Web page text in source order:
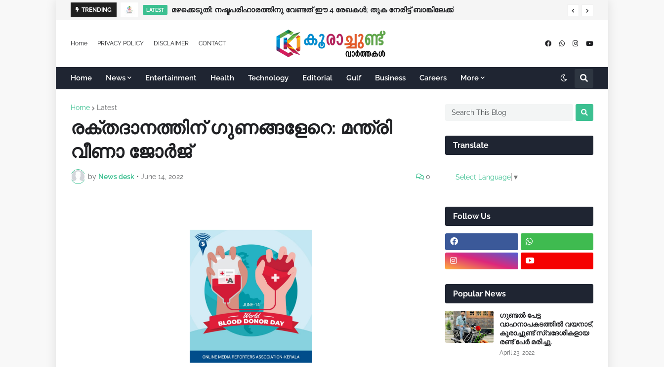
TRENDING LATEST മഴക്കെടുതി: നഷ്ടപരിഹാരത്തിനു വേണ്ടത് ഈ 4 രേഖകൾ; തുക നേരിട്ട് ബാങ്കിലേക്ക്
LATEST പ്രത്യേക ശ്രദ്ധക്ക്
Home PRIVACY POLICY DISCLAIMER CONTACT
Home News Entertainment Health Technology Editorial Gulf Business Careers More
Home Latest
രക്തദാനത്തിന് ഗുണങ്ങളേറെ: മന്ത്രി
വീണാ ജോർജ്
by News desk • June 14, 2022 0
Translate
Select Language ▼
Follow Us
Popular News
ഗുണ്ടൽ പേട്ട
വാഹനാപകടത്തിൽ വയനാട്,
കൂരാച്ചുണ്ട് സ്വദേശികളായ
രണ്ട് പേർ മരിച്ചു.
April 23, 2022